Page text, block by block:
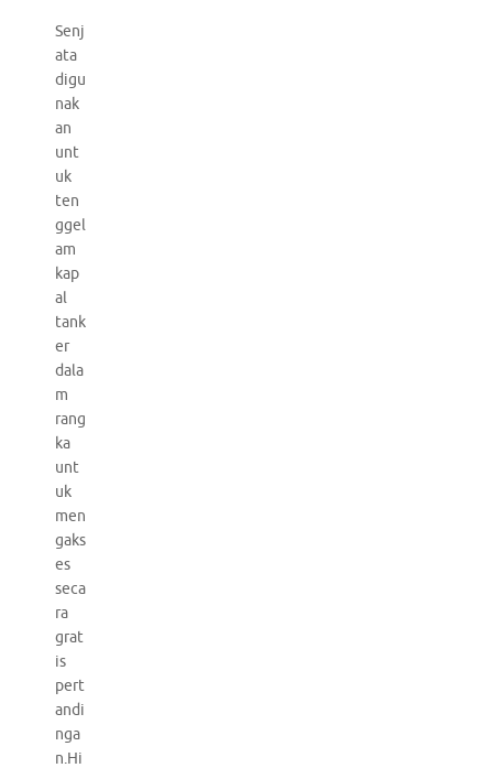
Senj
ata
digu
nak
an
unt
uk
ten
ggel
am
kap
al
tank
er
dala
m
rang
ka
unt
uk
men
gaks
es
seca
ra
grat
is
pert
andi
nga
n.Hi